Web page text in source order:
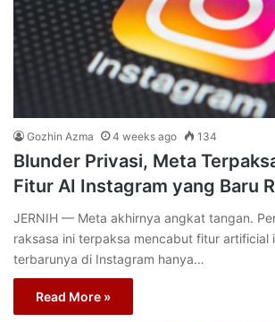
Gozhin Azma 4 weeks ago 134
Blunder Privasi, Meta
Fitur AI Instagram yang Baru
JERNIH — Meta akhirnya angkat tangan.
raksasa ini terpaksa mencabut fitur artificial
terbarunya di Instagram hanya…
Read More »